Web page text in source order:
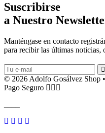
Suscribirse
a Nuestro
Manténgase en contacto
para recibir las últimas noticias,
© 2026 Adolfo Gosálvez Shop •
Pago Seguro